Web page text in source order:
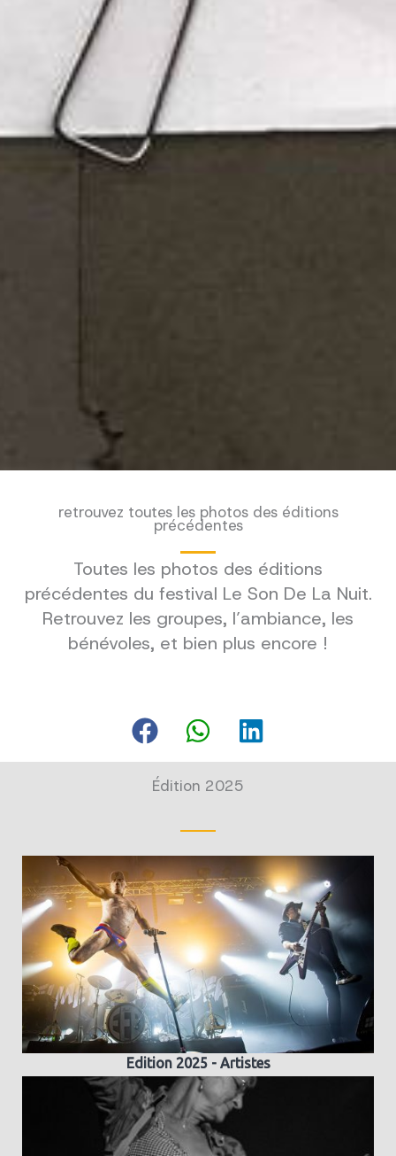
retrouvez toutes les photos des éditions
précédentes
Toutes les photos des éditions
précédentes du festival Le Son De La Nuit.
Retrouvez les groupes, l’ambiance, les
bénévoles, et bien plus encore !
Édition 2025
Edition 2025 - Artistes